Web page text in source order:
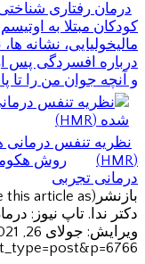
درمان رفتاری
کودکان مبتلا به
مالیخولیایی، نشانه
درباره افسردگی پس
و آنچه جوان من را تا
نظریه تنفس درمانی
(HMR)
روش
درمانی تجربی
بازنشر(Cite this article as):
دکتر ندا. تاپ نیوز: